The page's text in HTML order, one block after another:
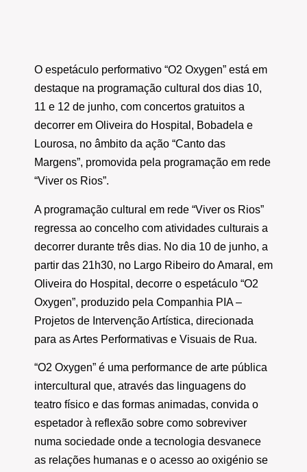
O espetáculo performativo “O2 Oxygen” está em
destaque na programação cultural dos dias 10,
11 e 12 de junho, com concertos gratuitos a
decorrer em Oliveira do Hospital, Bobadela e
Lourosa, no âmbito da ação “Canto das
Margens”, promovida pela programação em rede
“Viver os Rios”.
A programação cultural em rede “Viver os Rios”
regressa ao concelho com atividades culturais a
decorrer durante três dias. No dia 10 de junho, a
partir das 21h30, no Largo Ribeiro do Amaral, em
Oliveira do Hospital, decorre o espetáculo “O2
Oxygen”, produzido pela Companhia PIA –
Projetos de Intervenção Artística, direcionada
para as Artes Performativas e Visuais de Rua.
“O2 Oxygen” é uma performance de arte pública
intercultural que, através das linguagens do
teatro físico e das formas animadas, convida o
espetador à reflexão sobre como sobreviver
numa sociedade onde a tecnologia desvanece
as relações humanas e o acesso ao oxigénio se